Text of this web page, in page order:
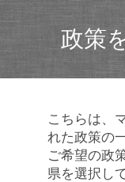
政策
こちらは、
れた政策の
ご希望の政
県を選択し